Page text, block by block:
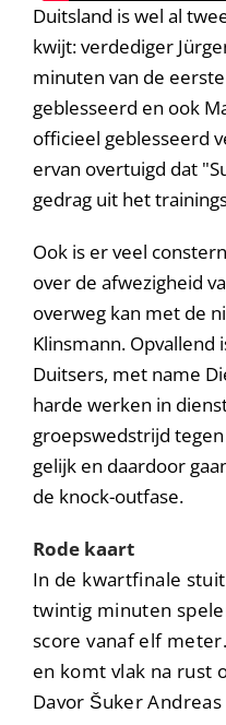
Duitsland is wel al
kwijt: verdediger
minuten van de
geblesseerd en ook
officieel geblesseerd
ervan overtuigd dat
gedrag uit het
Ook is er veel
over de afwezigheid
overweg kan met de
Klinsmann. Opvallend
Duitsers, met name
harde werken in
groepswedstrijd
gelijk en daardoor
de knock-outfase.
Rode kaart
In de kwartfinale
twintig minuten
score vanaf elf
en komt vlak na rust
Davor Šuker